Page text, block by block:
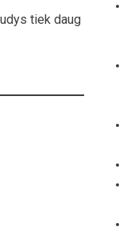
tiek daug